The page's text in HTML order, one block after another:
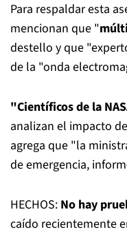
Para respaldar esta
mencionan que "
destello y que
de la "onda
"Científicos de la
analizan el impacto
agrega que "la
de emergencia,
HECHOS: No hay
caído recientemente